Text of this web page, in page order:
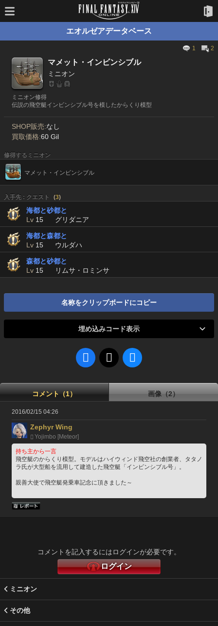
エオルゼアデータベース
1 2
マメット・インビンシブル
ミニオン
ミニオン修得
伝説の飛空艇インビンシブル号を模したからくり模型
SHOP販売:なし
買取価格:60 Gil
修得するミニオン
マメット・インビンシブル
入手先 : クエスト (3)
海都と砂都と
Lv 15 グリダニア
海都と森都と
Lv 15 ウルダハ
森都と砂都と
Lv 15 リムサ・ロミンサ
名称をクリップボードにコピー
埋め込みコード表示
コメント（1） 画像（2）
2016/02/15 04:26
Zephyr Wing
Yojimbo [Meteor]
持ち主から一言
飛空艇のからくり模型。モデルはハイウィンド飛空社の創業者、タタノ
ラ氏が大型船を流用して建造した飛空艇「インビンシブル号」。
親善大使で飛空艇発乗車記念に頂きました～
コメントを記入するにはログインが必要です。
ログイン
ミニオン
その他